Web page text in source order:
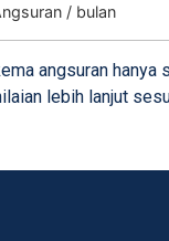
/ bulan
angsuran hanya
lebih lanjut